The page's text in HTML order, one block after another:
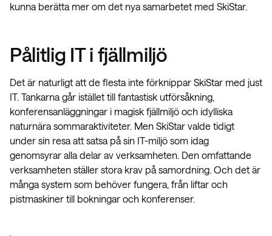
kunna berätta mer om det nya samarbetet med SkiStar.
Pålitlig IT i fjällmiljö
Det är naturligt att de flesta inte förknippar SkiStar med just
IT. Tankarna går istället till fantastisk utförsåkning,
konferensanläggningar i magisk fjällmiljö och idylliska
naturnära sommaraktiviteter. Men SkiStar valde tidigt
under sin resa att satsa på sin IT-miljö som idag
genomsyrar alla delar av verksamheten. Den omfattande
verksamheten ställer stora krav på samordning. Och det är
många system som behöver fungera, från liftar och
pistmaskiner till bokningar och konferenser.